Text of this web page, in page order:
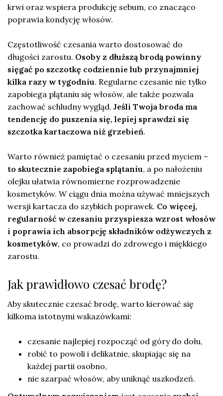
krwi oraz wspiera produkcję sebum, co znacząco
poprawia kondycję włosów.
Częstotliwość czesania warto dostosować do
długości zarostu. Osoby z dłuższą brodą powinny
sięgać po szczotkę codziennie lub przynajmniej
kilka razy w tygodniu. Regularne czesanie nie tylko
zapobiega plątaniu się włosów, ale także pozwala
zachować schludny wygląd. Jeśli Twoja broda ma
tendencję do puszenia się, lepiej sprawdzi się
szczotka kartaczowa niż grzebień.
Warto również pamiętać o czesaniu przed myciem –
to skutecznie zapobiega splątaniu, a po nałożeniu
olejku ułatwia równomierne rozprowadzenie
kosmetyków. W ciągu dnia można używać mniejszych
wersji kartacza do szybkich poprawek. Co więcej,
regularność w czesaniu przyspiesza wzrost włosów
i poprawia ich absorpcję składników odżywczych z
kosmetyków, co prowadzi do zdrowego i miękkiego
zarostu.
Jak prawidłowo czesać brodę?
Aby skutecznie czesać brodę, warto kierować się
kilkoma istotnymi wskazówkami:
czesanie najlepiej rozpocząć od góry do dołu,
robić to powoli i delikatnie, skupiając się na
każdej partii osobno,
nie szarpać włosów, aby uniknąć uszkodzeń.